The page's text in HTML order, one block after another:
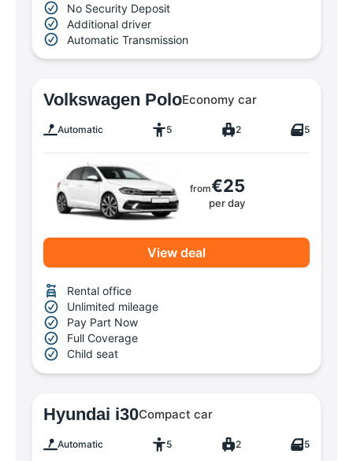
No Security Deposit
Additional driver
Automatic Transmission
Volkswagen PoloEconomy car
Automatic 5 2 5
from€25
per day
View deal
Rental office
Unlimited mileage
Pay Part Now
Full Coverage
Child seat
Hyundai i30Compact car
Automatic 5 2 5